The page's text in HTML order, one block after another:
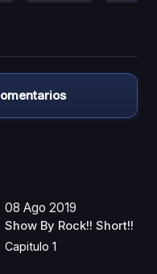
08 Ago 2019
Show By Rock!! Short!!
Capitulo 1